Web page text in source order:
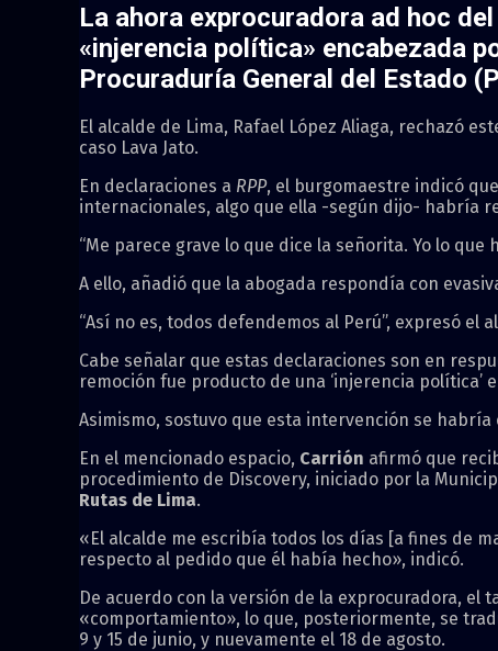
La ahora exprocuradora ad hoc
«injerencia política» encabezada
Procuraduría General del Estado
El alcalde de Lima, Rafael López Aliaga, rechazó
caso Lava Jato.
En declaraciones a RPP, el burgomaestre indicó
internacionales, algo que ella -según dijo- habría
“Me parece grave lo que dice la señorita. Yo lo
A ello, añadió que la abogada respondía con
“Así no es, todos defendemos al Perú”, expresó el
Cabe señalar que estas declaraciones son en
remoción fue producto de una ‘injerencia política’
Asimismo, sostuvo que esta intervención se
En el mencionado espacio, Carrión afirmó que
procedimiento de Discovery, iniciado por la
Rutas de Lima.
«El alcalde me escribía todos los días [a fines de
respecto al pedido que él había hecho», indicó.
De acuerdo con la versión de la exprocuradora,
«comportamiento», lo que, posteriormente, se
9 y 15 de junio, y nuevamente el 18 de agosto.